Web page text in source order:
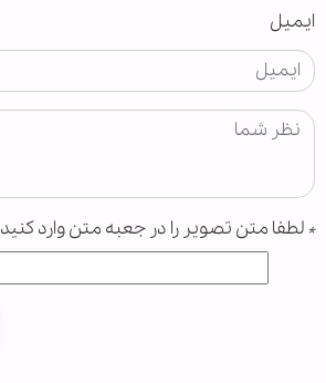
ایمیل
* لطفا متن تصویر را در جعبه متن وارد کنید